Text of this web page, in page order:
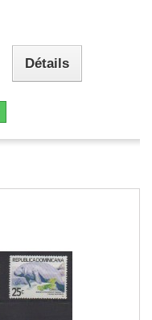
Détails